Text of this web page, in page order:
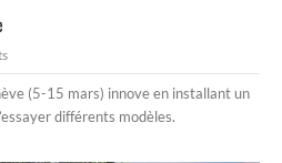
(5-15 mars) innove en installant un
différents modèles.